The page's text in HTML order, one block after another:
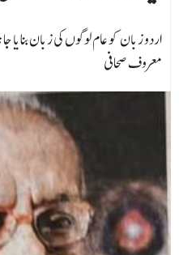
اردو زبان کو عام لوگوں کی زبان
معروف صحافی